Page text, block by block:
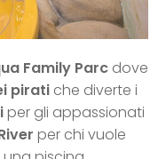
Family Parc dove
pirati che diverte i
per gli appassionati
per chi vuole